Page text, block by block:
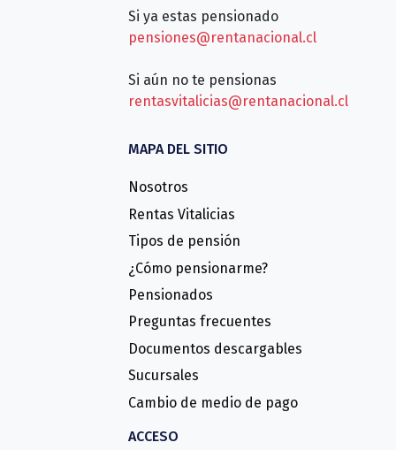
Si ya estas pensionado
pensiones@rentanacional.cl
Si aún no te pensionas
rentasvitalicias@rentanacional.cl
MAPA DEL SITIO
Nosotros
Rentas Vitalicias
Tipos de pensión
¿Cómo pensionarme?
Pensionados
Preguntas frecuentes
Documentos descargables
Sucursales
Cambio de medio de pago
ACCESO